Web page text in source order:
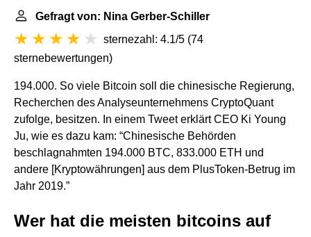
Gefragt von: Nina Gerber-Schiller
sternezahl: 4.1/5 (74
sternebewertungen)
194.000. So viele Bitcoin soll die chinesische Regierung,
Recherchen des Analyseunternehmens CryptoQuant
zufolge, besitzen. In einem Tweet erklärt CEO Ki Young
Ju, wie es dazu kam: “Chinesische Behörden
beschlagnahmten 194.000 BTC, 833.000 ETH und
andere [Kryptowährungen] aus dem PlusToken-Betrug im
Jahr 2019.”
Wer hat die meisten bitcoins auf